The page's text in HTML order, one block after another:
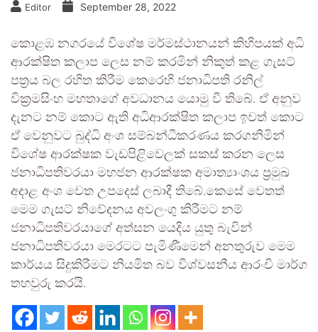
Editor September 28, 2022
කොළඹ නගරයේ විශේෂ මර්මස්ථානයන් කිහිපයක් අධි
ආරක්ෂිත කලාප ලෙස නම් කරමින් නිකුත් කළ ගැසට්
පත්‍රය බල රහිත කිරීම කෙරෙහි ජනාධිපති රනිල්
වික්‍රමසිංහ මහතාගේ අවධානය යොමු වී තිබේ. ඒ අනුව
දැනට නම් කොට ඇති අධිආරක්ෂිත කලාප ඉවත් කොට
ඒ වෙනුවට බුද්ධි අංශ සම්බන්ධීකරණය කරගනිමින්
විශේෂ ආරක්ෂක වැඩපිළිවෙලක් සකස් කරන ලෙස
ජනාධිපතිවරයා මහජන ආරක්ෂක අමාත්‍යාංශය ප්‍රමුඛ
අදාළ අංශ වෙත උපදෙස් ලබාදී තිබේ.කෙසේ වෙතත්
මෙම ගැසට් නිවේදනය අවලංගු කිරීමට නම්
ජනාධිපතිවරයාගේ අත්සන යෙදිය යුතු බැවින්
ජනාධිපතිවරයා මෙරටට පැමිණීමෙන් අනතුරුව මෙම
කාර්යය සිදුකිරීමට නියමිත බව විශ්වසනීය ආරංචි මාර්ග
තහවුරු කරයි.